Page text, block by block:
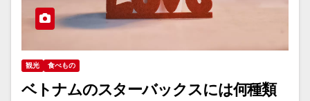
観光 食べもの
ベトナムのスターバックスには何種類